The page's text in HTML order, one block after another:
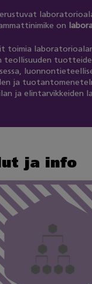
on
toimia
teollisuuden
ja
ja elintarvikkeiden
ja info